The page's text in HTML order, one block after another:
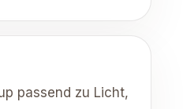
passend zu Licht,